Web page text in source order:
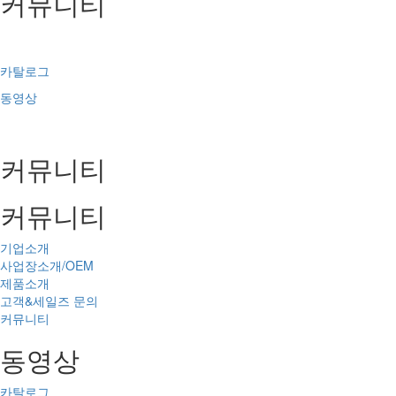
카탈로그
동영상
커뮤니티
커뮤니티
기업소개
사업장소개/OEM
제품소개
고객&세일즈 문의
커뮤니티
동영상
카탈로그